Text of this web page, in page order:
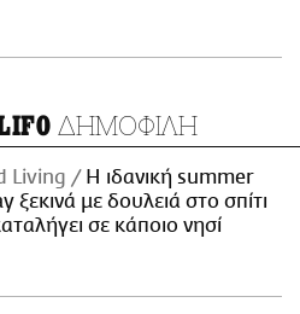
ΔΗΜΟΦΙΛΗ
Living
Η ιδανική summer
ξεκινά με δουλειά στο σπίτι
σε κάποιο νησί